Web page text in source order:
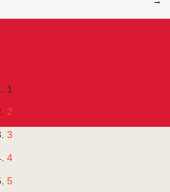
1
2
3
4
5